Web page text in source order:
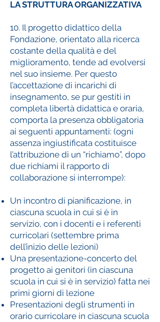
LA STRUTTURA ORGANIZZATIVA
10. Il progetto didattico della
Fondazione, orientato alla ricerca
costante della qualità e del
miglioramento, tende ad evolversi
nel suo insieme. Per questo
l’accettazione di incarichi di
insegnamento, se pur gestiti in
completa libertà didattica e oraria,
comporta la presenza obbligatoria
ai seguenti appuntamenti: (ogni
assenza ingiustificata costituisce
l’attribuzione di un “richiamo”, dopo
due richiami il rapporto di
collaborazione si interrompe):
Un incontro di pianificazione, in
ciascuna scuola in cui si è in
servizio, con i docenti e i referenti
curricolari (settembre prima
dell’inizio delle lezioni)
Una presentazione-concerto del
progetto ai genitori (in ciascuna
scuola in cui si è in servizio) fatta nei
primi giorni di lezione
Presentazioni degli strumenti in
orario curricolare in ciascuna scuola